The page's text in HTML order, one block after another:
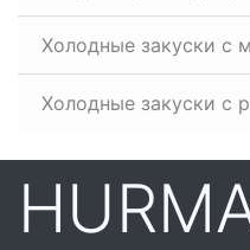
Холодные закуски с
Холодные закуски с